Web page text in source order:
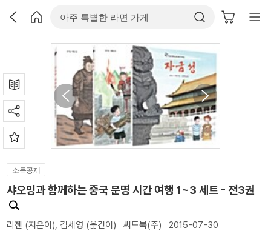
소득공제
샤오밍과 함께하는 중국 문명 시간 여행 1~3 세트 - 전3권
리젠 (지은이), 김세영 (옮긴이) 씨드북(주) 2015-07-30